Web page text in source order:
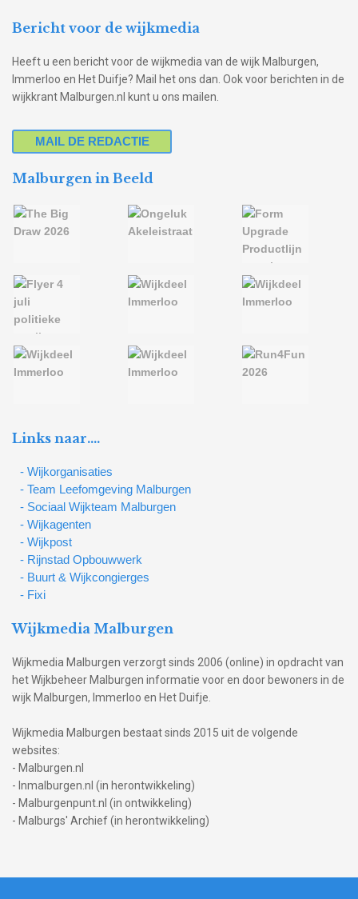
Bericht voor de wijkmedia
Heeft u een bericht voor de wijkmedia van de wijk Malburgen,
Immerloo en Het Duifje? Mail het ons dan. Ook voor berichten in de
wijkkrant Malburgen.nl kunt u ons mailen.
MAIL DE REDACTIE
Malburgen in Beeld
Links naar….
- Wijkorganisaties
- Team Leefomgeving Malburgen
- Sociaal Wijkteam Malburgen
- Wijkagenten
- Wijkpost
- Rijnstad Opbouwwerk
- Buurt & Wijkcongierges
- Fixi
Wijkmedia Malburgen
Wijkmedia Malburgen verzorgt sinds 2006 (online) in opdracht van
het Wijkbeheer Malburgen informatie voor en door bewoners in de
wijk Malburgen, Immerloo en Het Duifje.
Wijkmedia Malburgen bestaat sinds 2015 uit de volgende
websites:
- Malburgen.nl
- Inmalburgen.nl (in herontwikkeling)
- Malburgenpunt.nl (in ontwikkeling)
- Malburgs' Archief (in herontwikkeling)